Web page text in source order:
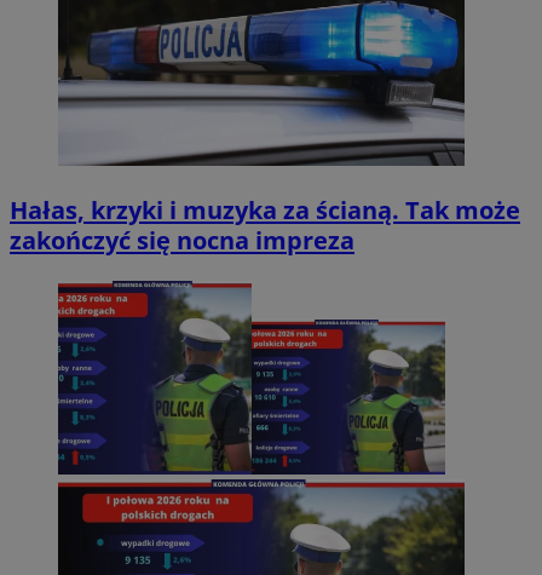
Hałas, krzyki i muzyka za ścianą. Tak może
zakończyć się nocna impreza